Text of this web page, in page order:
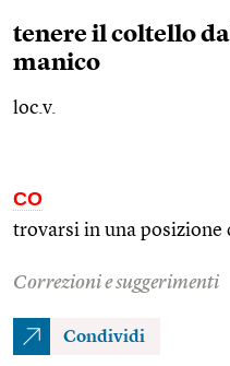
tenere il coltello
manico
loc.v.
CO
trovarsi in una posizione
Correzioni e suggerimenti
Condividi